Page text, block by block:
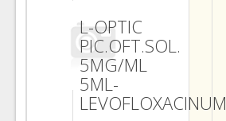
L-OPTIC
PIC.OFT.SOL.
5MG/ML
5ML-
LEVOFLOXACINUM